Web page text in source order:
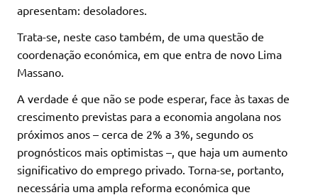
apresentam: desoladores.
Trata-se, neste caso também, de uma questão de
coordenação económica, em que entra de novo Lima
Massano.
A verdade é que não se pode esperar, face às taxas de
crescimento previstas para a economia angolana nos
próximos anos – cerca de 2% a 3%, segundo os
prognósticos mais optimistas –, que haja um aumento
significativo do emprego privado. Torna-se, portanto,
necessária uma ampla reforma económica que